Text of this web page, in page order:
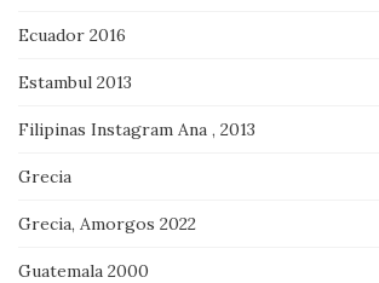
Ecuador 2016
Estambul 2013
Filipinas Instagram Ana , 2013
Grecia
Grecia, Amorgos 2022
Guatemala 2000